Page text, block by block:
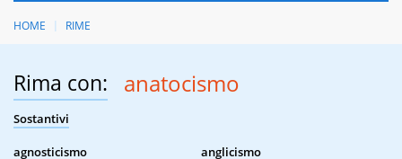
HOME RIME
Rima con: anatocismo
Sostantivi
agnosticismo
anglicismo